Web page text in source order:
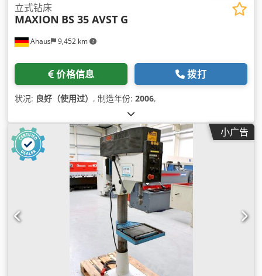
Ahaus 9,452 km
立式钻床
MAXION BS 35 AVST G
价格信息 拨打
状况: 良好（使用过） , 制造年份: 2006,
小广告